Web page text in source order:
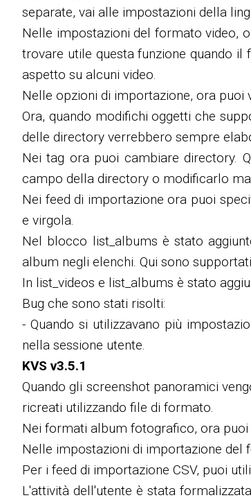
separate, vai alle impostazioni della
Nelle impostazioni del formato video,
trovare utile questa funzione quando
aspetto su alcuni video.
Nelle opzioni di importazione, ora
Ora, quando modifichi oggetti che
delle directory verrebbero sempre
Nei tag ora puoi cambiare directory.
campo della directory o modificarlo
Nei feed di importazione ora puoi
e virgola.
Nel blocco list_albums è stato
album negli elenchi. Qui sono
In list_videos e list_albums è stato
Bug che sono stati risolti:
- Quando si utilizzavano più
nella sessione utente.
KVS v3.5.1
Quando gli screenshot panoramici
ricreati utilizzando file di formato.
Nei formati album fotografico, ora puoi
Nelle impostazioni di importazione del
Per i feed di importazione CSV, puoi
L'attività dell'utente è stata